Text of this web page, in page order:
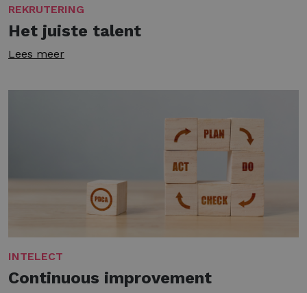
REKRUTERING
Het juiste talent
Lees meer
INTELECT
Continuous improvement